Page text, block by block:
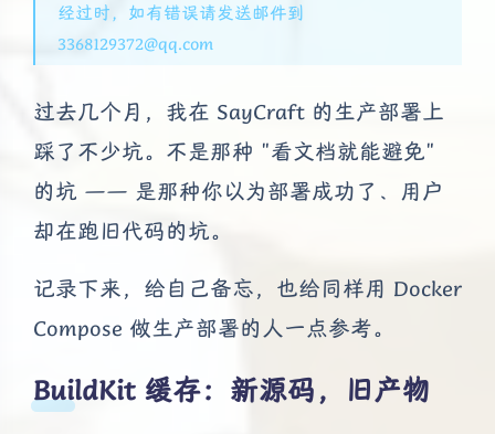
经过时，如有错误请发送邮件到
3368129372@qq.com
过去几个月，我在 SayCraft 的生产部署上
踩了不少坑。不是那种 "看文档就能避免"
的坑 —— 是那种你以为部署成功了、用户
却在跑旧代码的坑。
记录下来，给自己备忘，也给同样用 Docker
Compose 做生产部署的人一点参考。
BuildKit 缓存：新源码，旧产物